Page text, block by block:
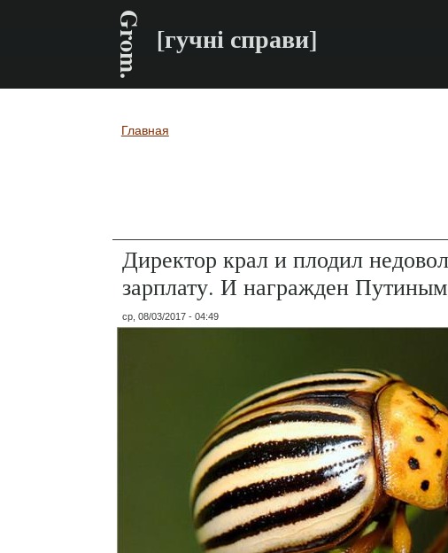
Grom. [гучні справи]
Вы здесь
Главная
Директор крал и плодил
зарплату. И награжден Путиным
ср, 08/03/2017 - 04:49